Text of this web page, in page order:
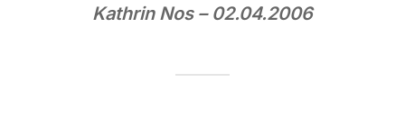
Kathrin Nos – 02.04.2006